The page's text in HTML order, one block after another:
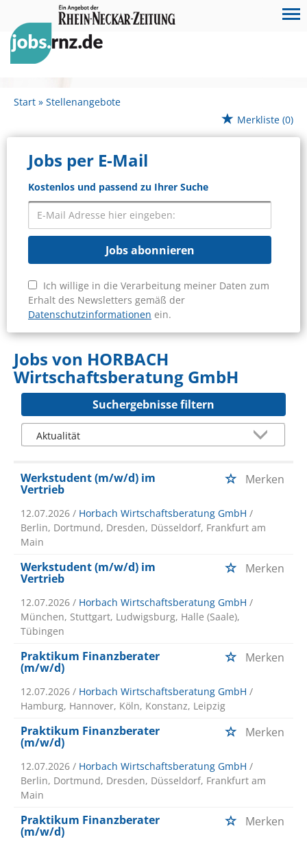
Start
Stellenangebote
Merkliste (0)
Jobs per E-Mail
Kostenlos und passend zu Ihrer Suche
Jobs abonnieren
Ich willige in die Verarbeitung meiner Daten zum
Erhalt des Newsletters gemäß der
Datenschutzinformationen ein.
Jobs von HORBACH
Wirtschaftsberatung GmbH
Suchergebnisse filtern
Werkstudent (m/w/d) im
Vertrieb
Merken
12.07.2026 / Horbach Wirtschaftsberatung GmbH /
Berlin, Dortmund, Dresden, Düsseldorf, Frankfurt am
Main
Werkstudent (m/w/d) im
Vertrieb
Merken
12.07.2026 / Horbach Wirtschaftsberatung GmbH /
München, Stuttgart, Ludwigsburg, Halle (Saale),
Tübingen
Praktikum Finanzberater
(m/w/d)
Merken
12.07.2026 / Horbach Wirtschaftsberatung GmbH /
Hamburg, Hannover, Köln, Konstanz, Leipzig
Praktikum Finanzberater
(m/w/d)
Merken
12.07.2026 / Horbach Wirtschaftsberatung GmbH /
Berlin, Dortmund, Dresden, Düsseldorf, Frankfurt am
Main
Praktikum Finanzberater
(m/w/d)
Merken